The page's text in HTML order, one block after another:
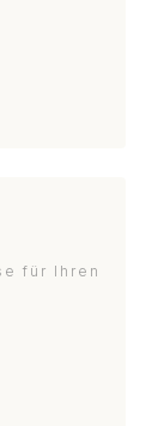
für Ihren